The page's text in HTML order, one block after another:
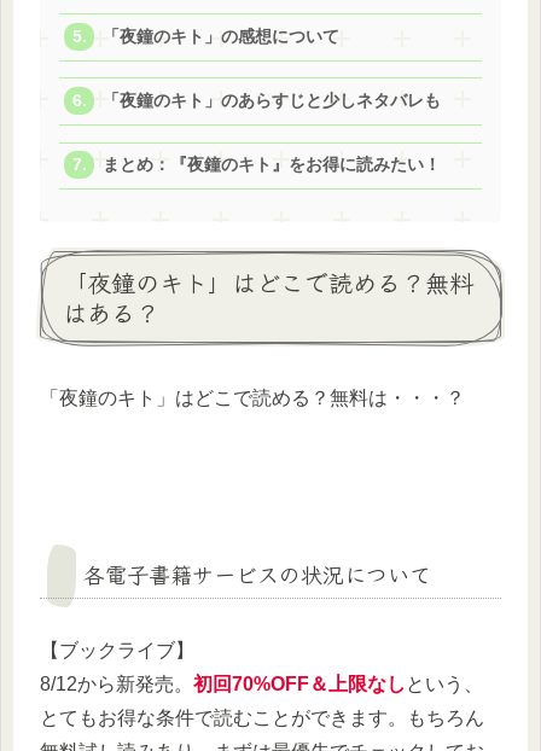
「夜鐘のキト」の感想について
「夜鐘のキト」のあらすじと少しネタバレも
まとめ：『夜鐘のキト』をお得に読みたい！
「夜鐘のキト」はどこで読める？無料
はある？
「夜鐘のキト」はどこで読める？無料は・・・？
各電子書籍サービスの状況について
【ブックライブ】
8/12から新発売。 初回70%OFF＆上限なし という、
とてもお得な条件で読むことができます。もちろん